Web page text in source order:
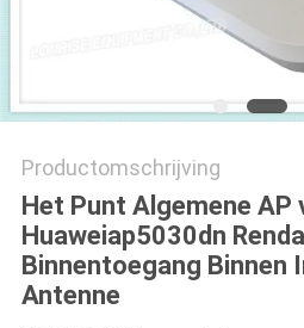
Productomschrijving
Het Punt Algemene AP
Huaweiap5030dn
Binnentoegang Binnen
Antenne